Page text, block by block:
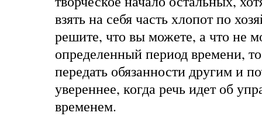
взять на себя часть хлопот по
решите, что вы можете, а что не
определенный период времени,
передать обязанности другим и
увереннее, когда речь идет об
временем.